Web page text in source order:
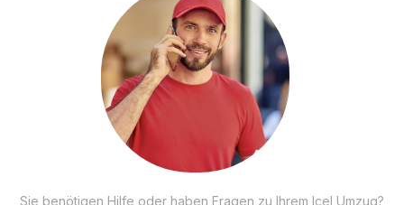
Sie benötigen Hilfe oder haben Fragen zu Ihrem Icel Umzug?